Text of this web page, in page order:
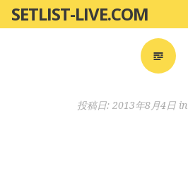
ン
SETLIST-LIVE.COM
投稿日: 2013年8月4日 in